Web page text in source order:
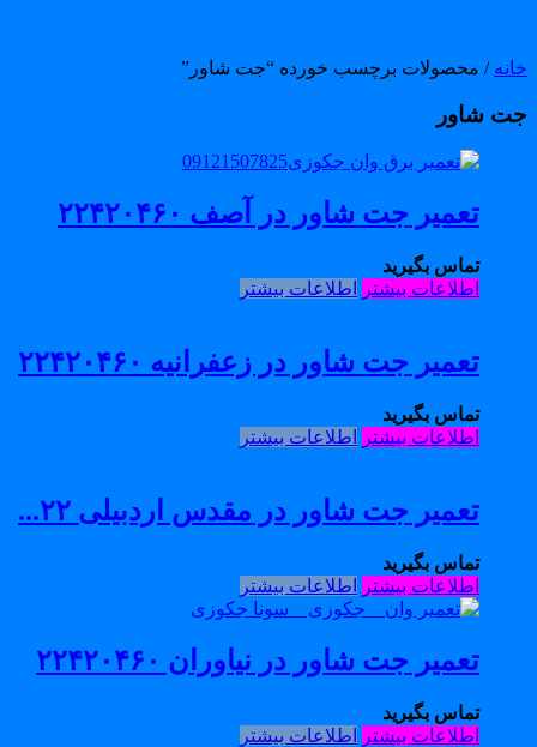
/ محصولات برچسب خورده “جت شاور”
شاور
تعمیر جت شاور در آصف ۲۲۴۲۰۴۶۰
تماس بگیرید
اطلاعات بیشتر اطلاعات بیشتر
تعمیر جت شاور در زعفرانیه ۲۲۴۲۰۴۶۰
تماس بگیرید
اطلاعات بیشتر اطلاعات بیشتر
تعمیر جت شاور در مقدس اردبیلی ۲۲...
تماس بگیرید
اطلاعات بیشتر اطلاعات بیشتر
تعمیر جت شاور در نیاوران ۲۲۴۲۰۴۶۰
تماس بگیرید
اطلاعات بیشتر اطلاعات بیشتر